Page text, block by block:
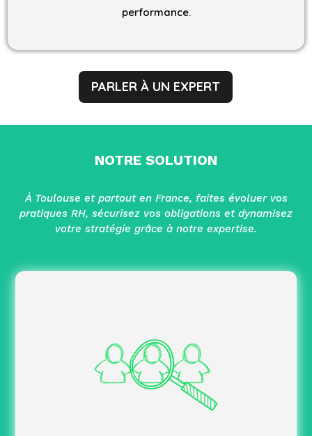
performance.
PARLER À UN EXPERT
NOTRE SOLUTION
À Toulouse et partout en France, faites évoluer vos
pratiques RH, sécurisez vos obligations et dynamisez
votre stratégie grâce à notre expertise.
accompagnons avec des prestations adaptées à vos
Accompagnement RH :
Optimisation des
compétences de vos managers.